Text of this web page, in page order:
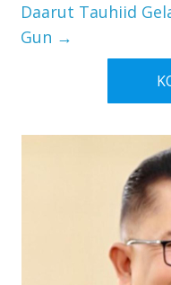
Daarut Tauhiid
Gun →